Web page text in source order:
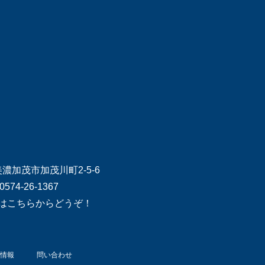
加茂市加茂川町2-5-6
26-1367
こちらからどうぞ！
報 問い合わせ